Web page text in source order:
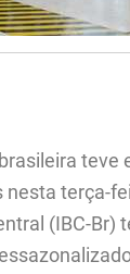
teve
terça-
(IBC-Br)